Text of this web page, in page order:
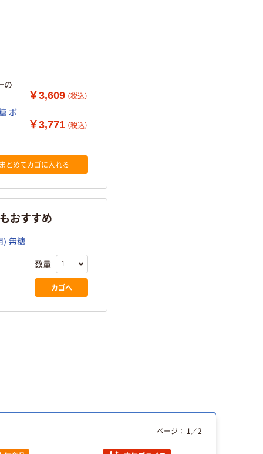
の
￥3,609 （税込）
ボ
￥3,771 （税込）
とめてカゴに入れる
おすすめ
) 無糖
数量
カゴへ
ページ： 1 ／2